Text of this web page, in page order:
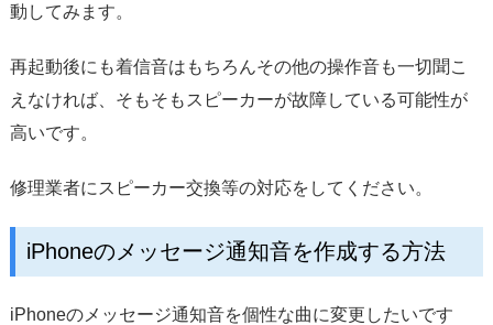
動してみます。
再起動後にも着信音はもちろんその他の操作音も一切聞こ
えなければ、そもそもスピーカーが故障している可能性が
高いです。
修理業者にスピーカー交換等の対応をしてください。
iPhoneのメッセージ通知音を作成する方法
iPhoneのメッセージ通知音を個性な曲に変更したいです